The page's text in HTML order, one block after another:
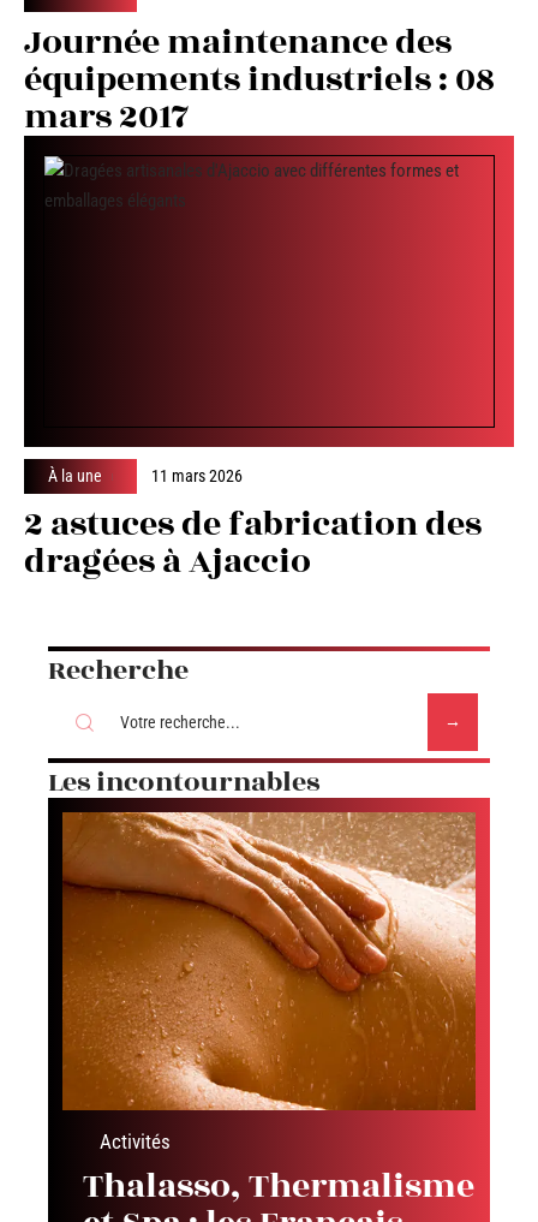
Journée maintenance des
équipements industriels : 08
mars 2017
À la une 11 mars 2026
2 astuces de fabrication des
dragées à Ajaccio
Recherche
Les incontournables
Activités
Thalasso, Thermalisme